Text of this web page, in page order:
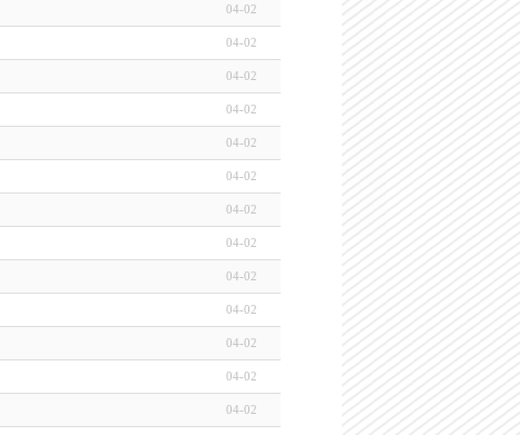
04-02
04-02
04-02
04-02
04-02
04-02
04-02
04-02
04-02
04-02
04-02
04-02
04-02